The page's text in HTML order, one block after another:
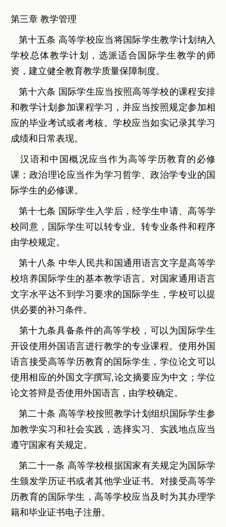
第三章 教学管理
第十五条 高等学校应当将国际学生教学计划纳入
学校总体教学计划，选派适合国际学生教学的师
资，建立健全教育教学质量保障制度。
第十六条 国际学生应当按照高等学校的课程安排
和教学计划参加课程学习，并应当按照规定参加相
应的毕业考试或者考核。学校应当如实记录其学习
成绩和日常表现。
汉语和中国概况应当作为高等学历教育的必修
课；政治理论应当作为学习哲学、政治学专业的国
际学生的必修课。
第十七条 国际学生入学后，经学生申请、高等学
校同意，国际学生可以转专业。转专业条件和程序
由学校规定。
第十八条 中华人民共和国通用语言文字是高等学
校培养国际学生的基本教学语言。对国家通用语言
文字水平达不到学习要求的国际学生，学校可以提
供必要的补习条件。
第十九条具备条件的高等学校，可以为国际学生
开设使用外国语言进行教学的专业课程。使用外国
语言接受高等学历教育的国际学生，学位论文可以
使用相应的外国文字撰写,论文摘要应为中文；学位
论文答辩是否使用外国语言，由学校确定。
第二十条 高等学校按照教学计划组织国际学生参
加教学实习和社会实践，选择实习、实践地点应当
遵守国家有关规定。
第二十一条 高等学校根据国家有关规定为国际学
生颁发学历证书或者其他学业证书。对接受高等学
历教育的国际学生，高等学校应当及时为其办理学
籍和毕业证书电子注册。